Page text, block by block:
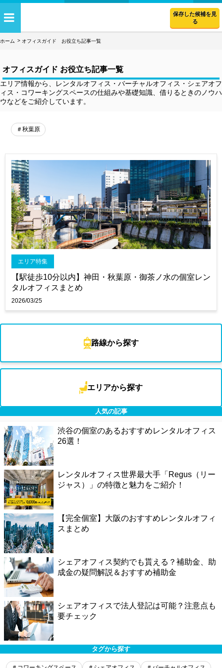
保存した候補を見
る
ホーム オフィスガイド お役立ち記事一覧
オフィスガイド お役立ち記事一覧
エリア情報から、レンタルオフィス・バーチャルオフィス・シェアオフ
ィス・コワーキングスペースの仕組みや基礎知識、借りるときのノウハ
ウなどをご紹介しています。
＃秋葉原
【駅徒歩10分以内】神田・秋葉原・御茶ノ水の個室レン
タルオフィスまとめ
エリア特集
2026/03/25
路線から探す
エリアから探す
人気の記事
渋谷の個室のあるおすすめレンタルオフィス
26選！
レンタルオフィス世界最大手「Regus（リー
ジャス）」の特徴と魅力をご紹介！
【完全個室】大阪のおすすめレンタルオフィ
スまとめ
シェアオフィス契約でも貰える？補助金、助
成金の疑問解説＆おすすめ補助金
シェアオフィスで法人登記は可能？注意点も
要チェック
タグから探す